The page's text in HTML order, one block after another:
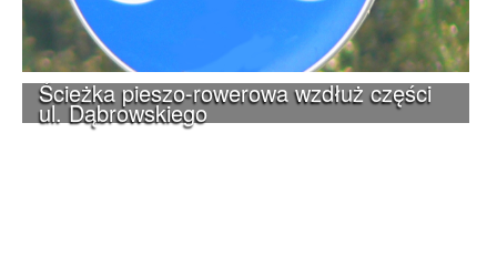
Ścieżka pieszo-rowerowa wzdłuż części
ul. Dąbrowskiego